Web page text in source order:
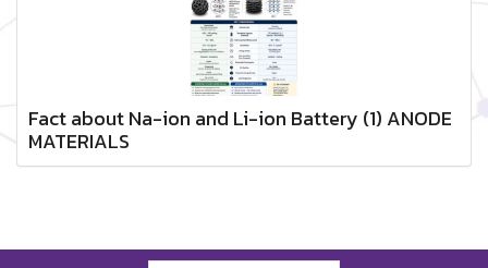
Fact about Na-ion and Li-ion Battery (1) ANODE
MATERIALS